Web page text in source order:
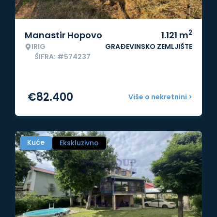
Manastir Hopovo
IRIG
ŠIFRA: #574237
1.121 m2
GRAĐEVINSKO ZEMLJIŠTE
Više o nekretnini >
€82.400
Kuće Ekskluzivno